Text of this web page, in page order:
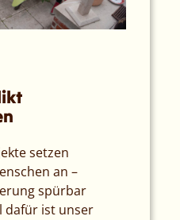
setzen
an –
spürbar
dafür ist unser